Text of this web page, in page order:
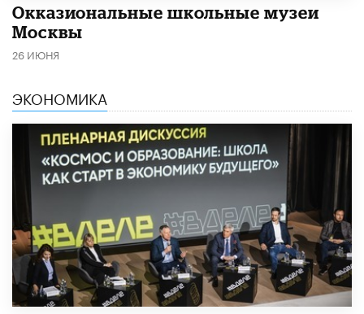
​Окказиональные школьные музеи
Москвы
26 ИЮНЯ
ЭКОНОМИКА